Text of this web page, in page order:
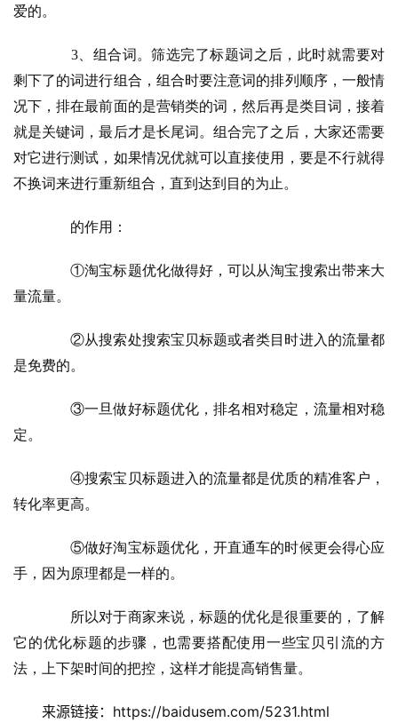
爱的。
3、组合词。筛选完了标题词之后，此时就需要对
剩下了的词进行组合，组合时要注意词的排列顺序，一般情
况下，排在最前面的是营销类的词，然后再是类目词，接着
就是关键词，最后才是长尾词。组合完了之后，大家还需要
对它进行测试，如果情况优就可以直接使用，要是不行就得
不换词来进行重新组合，直到达到目的为止。
的作用：
①淘宝标题优化做得好，可以从淘宝搜索出带来大
量流量。
②从搜索处搜索宝贝标题或者类目时进入的流量都
是免费的。
③一旦做好标题优化，排名相对稳定，流量相对稳
定。
④搜索宝贝标题进入的流量都是优质的精准客户，
转化率更高。
⑤做好淘宝标题优化，开直通车的时候更会得心应
手，因为原理都是一样的。
所以对于商家来说，标题的优化是很重要的，了解
它的优化标题的步骤，也需要搭配使用一些宝贝引流的方
法，上下架时间的把控，这样才能提高销售量。
来源链接：https://baidusem.com/5231.html